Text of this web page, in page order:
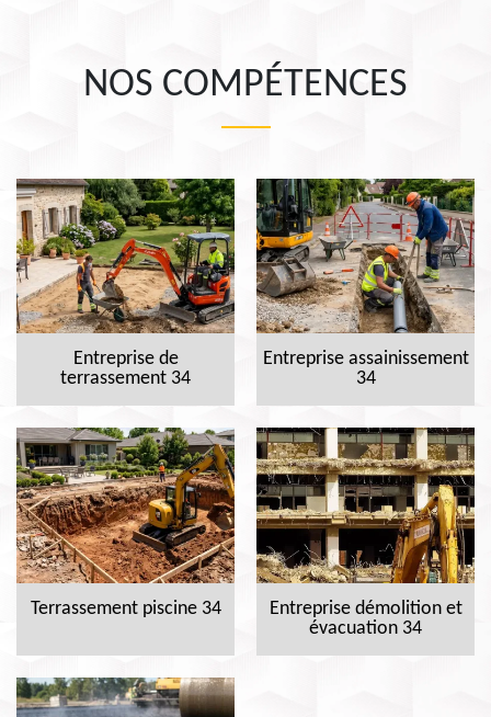
NOS COMPÉTENCES
Entreprise de
terrassement 34
Entreprise assainissement
34
Terrassement piscine 34
Entreprise démolition et
évacuation 34